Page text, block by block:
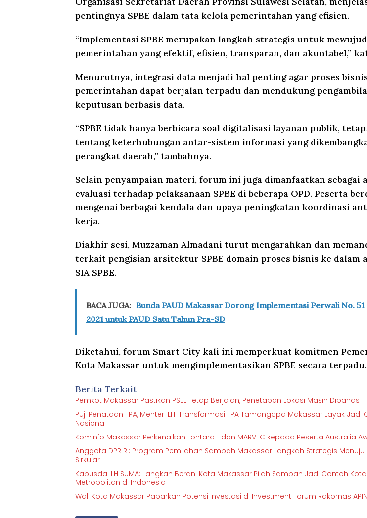
pentingnya SPBE dalam tata kelola pemerintahan yang efisien.
“Implementasi SPBE merupakan langkah strategis untuk
pemerintahan yang efektif, efisien, transparan, dan akuntabel,”
Menurutnya, integrasi data menjadi hal penting agar proses bisnis
pemerintahan dapat berjalan terpadu dan mendukung
keputusan berbasis data.
“SPBE tidak hanya berbicara soal digitalisasi layanan publik,
tentang keterhubungan antar-sistem informasi yang
perangkat daerah,” tambahnya.
Selain penyampaian materi, forum ini juga dimanfaatkan sebagai
evaluasi terhadap pelaksanaan SPBE di beberapa OPD. Peserta
mengenai berbagai kendala dan upaya peningkatan koordinasi
kerja.
Diakhir sesi, Muzzaman Almadani turut mengarahkan dan
terkait pengisian arsitektur SPBE domain proses bisnis ke dalam
SIA SPBE.
BACA JUGA: Bunda PAUD Makassar Dorong Implementasi Perwali No. 51
2021 untuk PAUD Satu Tahun Pra-SD
Diketahui, forum Smart City kali ini memperkuat komitmen
Kota Makassar untuk mengimplementasikan SPBE secara terpadu.
Berita Terkait
Pemkot Makassar Pastikan PSEL Tetap Berjalan, Penetapan Lokasi Masih Dibahas
Puji Penataan TPA, Menteri LH: Transformasi TPA Tamangapa Makassar Layak Jadi
Nasional
Kominfo Makassar Perkenalkan Lontara+ dan MARVEC kepada Peserta Australia
Anggota DPR RI: Program Pemilahan Sampah Makassar Langkah Strategis Menuju
Sirkular
Kapusdal LH SUMA: Langkah Berani Kota Makassar Pilah Sampah Jadi Contoh Kota
Metropolitan di Indonesia
Wali Kota Makassar Paparkan Potensi Investasi di Investment Forum Rakornas